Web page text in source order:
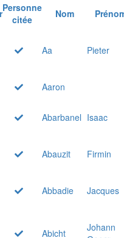
Personne
citée
Nom
Aa Pieter
Aaron
Abarbanel Isaac
Abauzit
Firmin
Abbadie
Jacques
Abicht
Johann